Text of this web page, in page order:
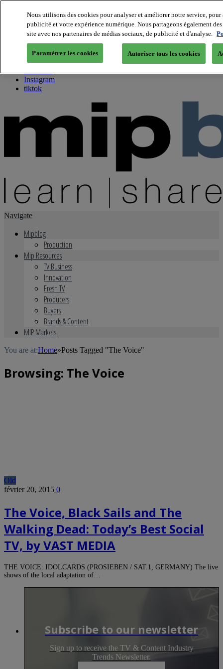
About us
Twitter
Facebook
Youtube
Instagram
tiktok
Navigate
Mipblog
Production
Mip Resources
TV Business
Innovation
Fresh TV
Producers
Buyers
Brands & Content
MIP Markets
You are at:Home»Posts Tagged "The Voice"
Browsing: The Voice
Old
février 20, 2015 0
The Voice, Black Sails and The
Walking Dead: Today’s Best Social
TV, by VAST MEDIA
THE VOICE: IDOLCARDS (PROSIEBEN / SAT.1, GERMANY) The live
shows of the local adaptation of…
Subscribe to our newsletter
Sign up to receive the TV & Content Industry
Trends Newsletter.
Nous utilisons des cookies pour analyser et améliorer notre service,
publicité et votre expérience numérique. Nous partageons également
site avec nos partenaires de médias sociaux, de publicité et d'analyse.
Paramétrer les cookies Autoriser tous les cookies